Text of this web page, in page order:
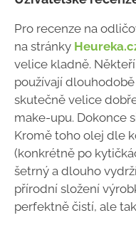
Pro recenze na
na stránky
velice kladně.
používají
skutečně velice
make-upu. Dokonce
Kromě toho olej dle
(konkrétně po
šetrný a dlouho
přírodní složení
perfektně čistí, ale